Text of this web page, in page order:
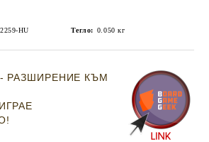
HU Тегло: 0.050 кг
РАЗШИРЕНИЕ КЪМ